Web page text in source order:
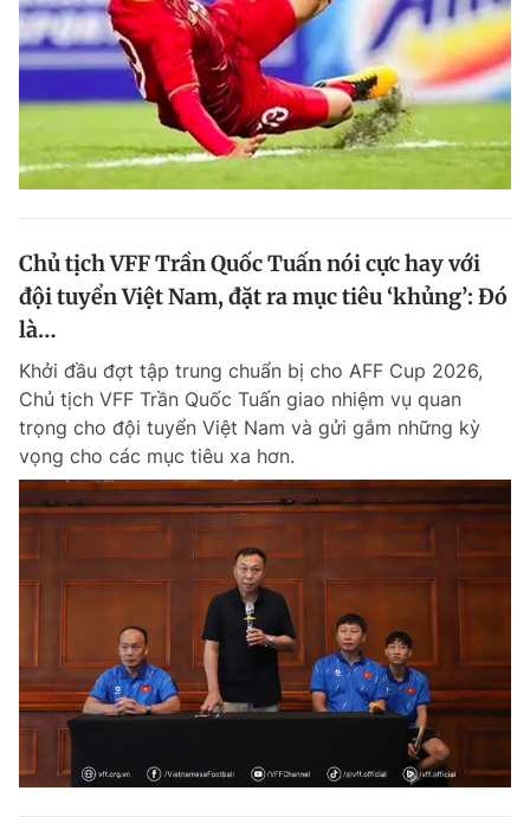
Chủ tịch VFF Trần Quốc Tuấn nói cực hay với
đội tuyển Việt Nam, đặt ra mục tiêu ‘khủng’: Đó
là…
Khởi đầu đợt tập trung chuẩn bị cho AFF Cup 2026,
Chủ tịch VFF Trần Quốc Tuấn giao nhiệm vụ quan
trọng cho đội tuyển Việt Nam và gửi gắm những kỳ
vọng cho các mục tiêu xa hơn.